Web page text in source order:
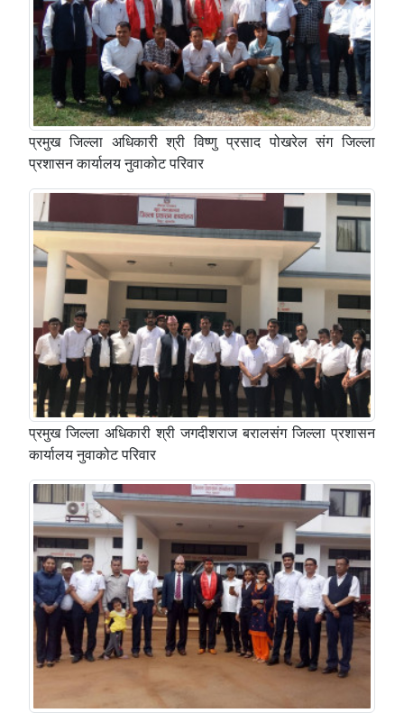
प्रमुख जिल्ला अधिकारी श्री विष्णु प्रसाद पोखरेल स‌ंग जिल्ला
प्रशासन कार्यालय नुवाकोट परिवार
प्रमुख जिल्ला अधिकारी श्री जगदीशराज बरालस‌ंग जिल्ला प्रशासन
कार्यालय नुवाकोट परिवार